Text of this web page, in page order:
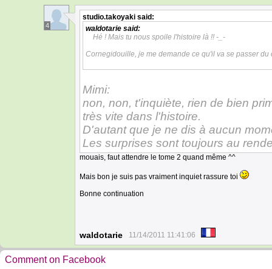
4
studio.takoyaki said:
waldotarie said:
Hé ! Mais tu nous spoile l'histoire là !! -_-
Cornegidouille, je me demande ce qu'il va se passer du
Mimi:
non, non, t'inquiète, rien de bien
très vite dans l'histoire.
D'autant que je ne dis à aucun
Les surprises sont toujours au
mouais, faut attendre le tome 2 quand même ^^
Mais bon je suis pas vraiment inquiet rassure toi
Bonne continuation
waldotarie 11/14/2011 11:41:06
Comment on Facebook